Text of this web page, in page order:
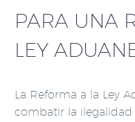
PARA UNA
LEY
La Reforma a la Ley
combatir la ilegalidad